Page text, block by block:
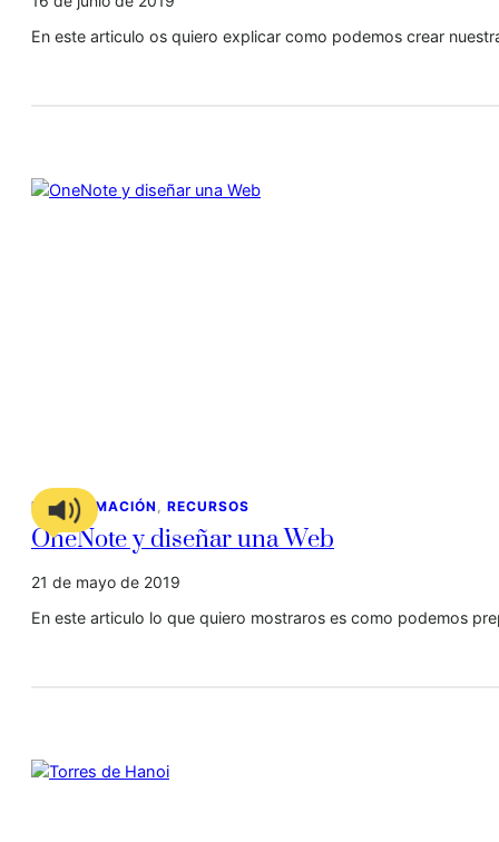
En este articulo os quiero explicar como podemos crear
PROGRAMACIÓN RECURSOS
OneNote y diseñar una Web
21 de mayo de 2019
En este articulo lo que quiero mostraros es como podemos